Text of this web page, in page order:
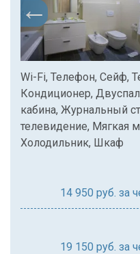
Wi-Fi, Телефон, Сейф,
Кондиционер,
кабина, Журнальный
телевидение, Мягкая
Холодильник, Шкаф
14 950 руб. за
19 150 руб. за